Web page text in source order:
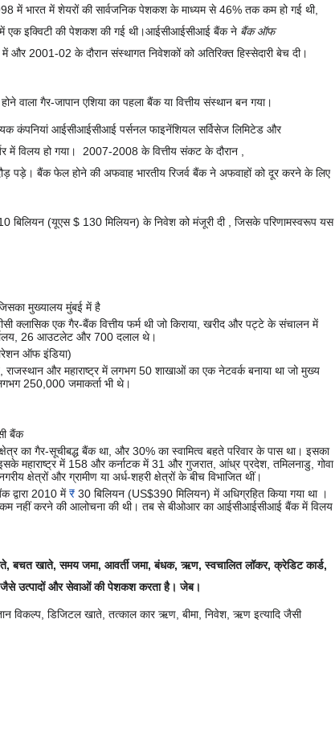
में भारत में शेयरों की सार्वजनिक पेशकश के माध्यम से 46% तक कम हो गई थी,
एक इक्विटी की पेशकश की गई थी।आईसीआईसीआई बैंक ने बैंक ऑफ
2001-02 के दौरान संस्थागत निवेशकों को अतिरिक्त हिस्सेदारी बेच दी।
गैर-जापान एशिया का पहला बैंक या वित्तीय संस्थान बन गया।
आईसीआईसीआई पर्सनल फाइनेंशियल सर्विसेज लिमिटेड और
में विलय हो गया। 2007-2008 केवित्तीय संकट के दौरान,
पड़े। बैंक फेल होनेकीअफवाह भारतीय रिजर्व बैंक ने अफवाहों को दूर करने के लिए
बिलियन(यूएस $ 130 मिलियन) के निवेश को मंजूरी दी
, जिसके परिणामस्वरूप यस
मुख्यालय मुंबई में है
क्लासिक एक गैर-बैंक वित्तीय फर्म थी जो किराया, खरीद और पट्टे के संचालन में
26 आउटलेट और 700 दलाल थे।
ऑफ इंडिया)
राजस्थान और महाराष्ट्र में लगभग 50 शाखाओं का एक नेटवर्क बनाया था जो मुख्य
250,000 जमाकर्ता भी थे।
बैंक
का गैर-सूचीबद्ध बैंक था, और 30% का स्वामित्व बहते परिवार के पास था। इसका
महाराष्ट्र में 158 औरकर्नाटकमें 31 और गुजरात, आंध्र प्रदेश, तमिलनाडु, गोवा
क्षेत्रों और ग्रामीण या अर्ध-शहरी क्षेत्रों के बीच विभाजित थीं।
2010 में₹30 बिलियन(US$390 मिलियन) में अधिग्रहित किया गया था ।
कम नहीं करने की आलोचना की थी। तब से बीओआर का आईसीआईसीआई बैंक में विलय
बचत खाते,समय जमा, आवर्ती जमा, बंधक, ऋण, स्वचालित लॉकर, क्रेडिट कार्ड,
उत्पादों और सेवाओं की पेशकश करता है। जेब।
डिजिटल खाते, तत्काल कार ऋण, बीमा, निवेश, ऋण इत्यादि जैसी